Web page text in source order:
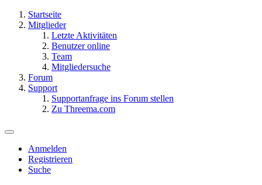
Startseite
Mitglieder
Letzte Aktivitäten
Benutzer online
Team
Mitgliedersuche
Forum
Support
Supportanfrage ins Forum stellen
Zu Threema.com
Anmelden
Registrieren
Suche